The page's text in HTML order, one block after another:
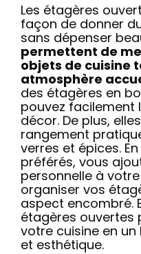
Les étagères
façon de donner
sans dépenser
permettent de
objets de cuisine
atmosphère
des étagères en
pouvez facilement
décor. De plus,
rangement
verres et épices.
préférés, vous
personnelle à
organiser vos
aspect encombré.
étagères ouvertes
votre cuisine en
et esthétique.